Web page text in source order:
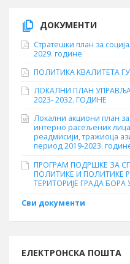
ДОКУМЕНТИ
Стратешки план за
2029. године
ПОЛИТИКА КВАЛИТЕТА
ЛОКАЛНИ ПЛАН
2023- 2032. ГОДИНЕ
Локални акциони план
интерно расељених
реадмисији, тражиоца
период 2019-2023.
ПРОГРАМ ПОДРШКЕ ЗА
ПОЛИТИКЕ И ПОЛИТИКЕ
ТЕРИТОРИЈЕ ГРАДА БОРА
Сви документи
ЕЛЕКТРОНСКА ПОШТА